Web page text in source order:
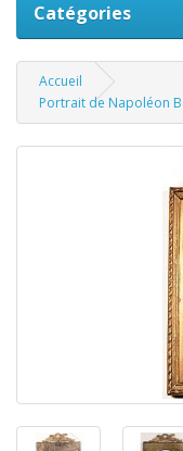
Catégories
Accueil
Portrait de Napoléon